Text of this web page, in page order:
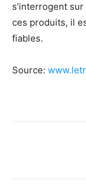
s’interrogent
ces produits, il
fiables.
Source: